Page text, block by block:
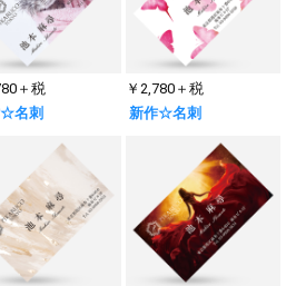
＋税
名刺
￥2,780＋税
新作☆名刺